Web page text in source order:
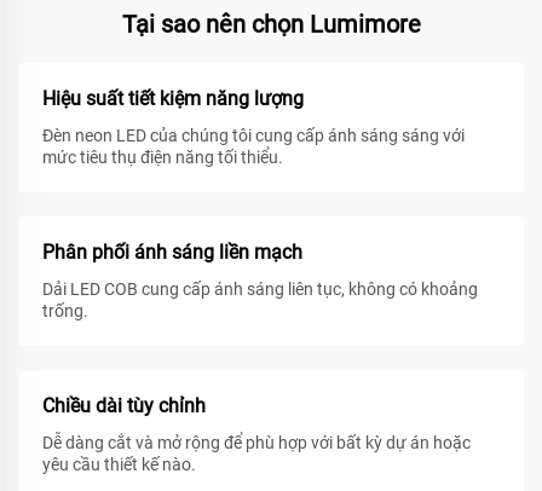
Tại sao nên chọn Lumimore
Hiệu suất tiết kiệm năng lượng
Đèn neon LED của chúng tôi cung cấp ánh sáng sáng với
mức tiêu thụ điện năng tối thiểu.
Phân phối ánh sáng liền mạch
Dải LED COB cung cấp ánh sáng liên tục, không có khoảng
trống.
Chiều dài tùy chỉnh
Dễ dàng cắt và mở rộng để phù hợp với bất kỳ dự án hoặc
yêu cầu thiết kế nào.